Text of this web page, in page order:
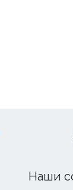
Наши